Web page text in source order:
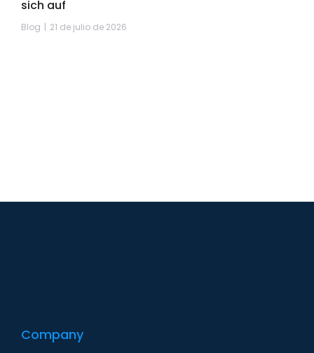
sich auf
Blog 21 de julio de 2026
Company